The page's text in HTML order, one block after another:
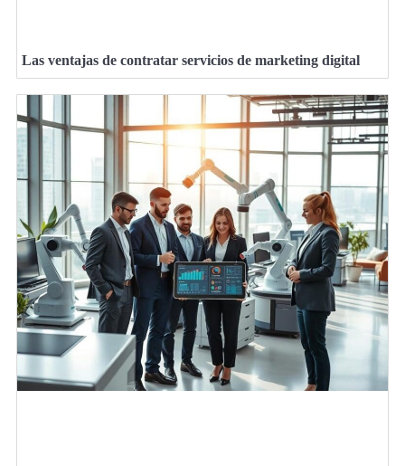
Las ventajas de contratar servicios de marketing digital